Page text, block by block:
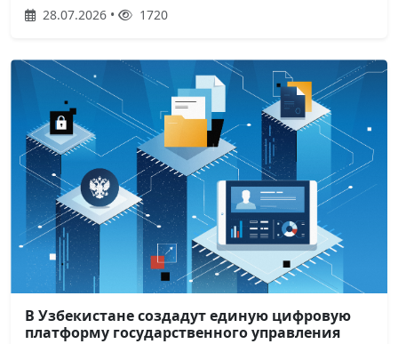
28.07.2026 • 1720
В Узбекистане создадут единую цифровую
платформу государственного управления